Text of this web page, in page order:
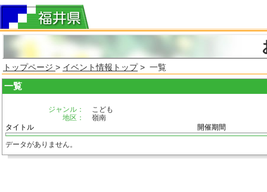
トップページ > イベント情報トップ> 一覧
一覧
ジャンル：
こども
地区：
嶺南
タイトル
開催期間
データがありません。